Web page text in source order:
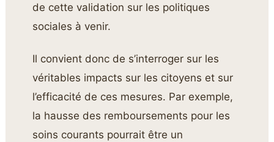
de cette validation sur les politiques
sociales à venir.
Il convient donc de s’interroger sur les
véritables impacts sur les citoyens et sur
l’efficacité de ces mesures. Par exemple,
la hausse des remboursements pour les
soins courants pourrait être un